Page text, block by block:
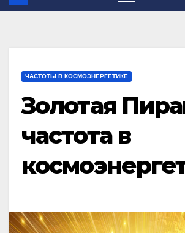
ЧАСТОТЫ В КОСМОЭНЕРГЕТИКЕ
Золотая
частота в